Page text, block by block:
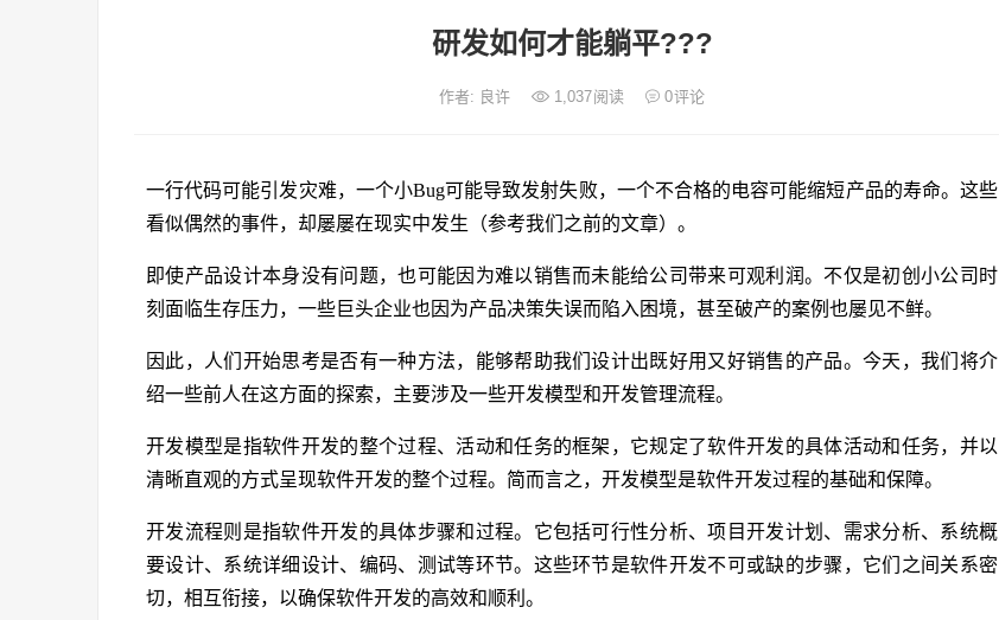
研发如何才能躺平???
作者: 良许 1,037阅读 0评论
一行代码可能引发灾难，一个小Bug可能导致发射失败，一个不合格的电容可能缩短产品的寿命。这些
看似偶然的事件，却屡屡在现实中发生（参考我们之前的文章）。
即使产品设计本身没有问题，也可能因为难以销售而未能给公司带来可观利润。不仅是初创小公司时
刻面临生存压力，一些巨头企业也因为产品决策失误而陷入困境，甚至破产的案例也屡见不鲜。
因此，人们开始思考是否有一种方法，能够帮助我们设计出既好用又好销售的产品。今天，我们将介
绍一些前人在这方面的探索，主要涉及一些开发模型和开发管理流程。
开发模型是指软件开发的整个过程、活动和任务的框架，它规定了软件开发的具体活动和任务，并以
清晰直观的方式呈现软件开发的整个过程。简而言之，开发模型是软件开发过程的基础和保障。
开发流程则是指软件开发的具体步骤和过程。它包括可行性分析、项目开发计划、需求分析、系统概
要设计、系统详细设计、编码、测试等环节。这些环节是软件开发不可或缺的步骤，它们之间关系密
切，相互衔接，以确保软件开发的高效和顺利。